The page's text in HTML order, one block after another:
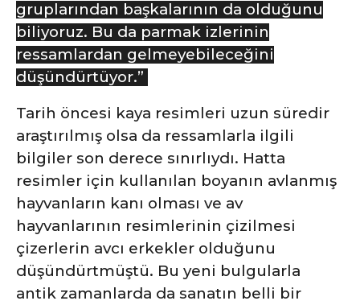
gruplarından başkalarının da olduğunu
biliyoruz. Bu da parmak izlerinin
ressamlardan gelmeyebileceğini
düşündürtüyor.”
Tarih öncesi kaya resimleri uzun süredir
araştırılmış olsa da ressamlarla ilgili
bilgiler son derece sınırlıydı. Hatta
resimler için kullanılan boyanın avlanmış
hayvanların kanı olması ve av
hayvanlarının resimlerinin çizilmesi
çizerlerin avcı erkekler olduğunu
düşündürtmüştü. Bu yeni bulgularla
antik zamanlarda da sanatın belli bir